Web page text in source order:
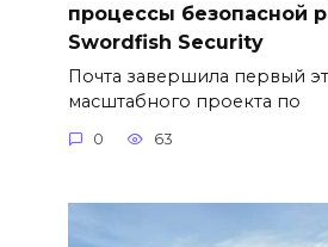
процессы безопасной
Swordfish Security
Почта завершила первый
масштабного проекта по
0 63